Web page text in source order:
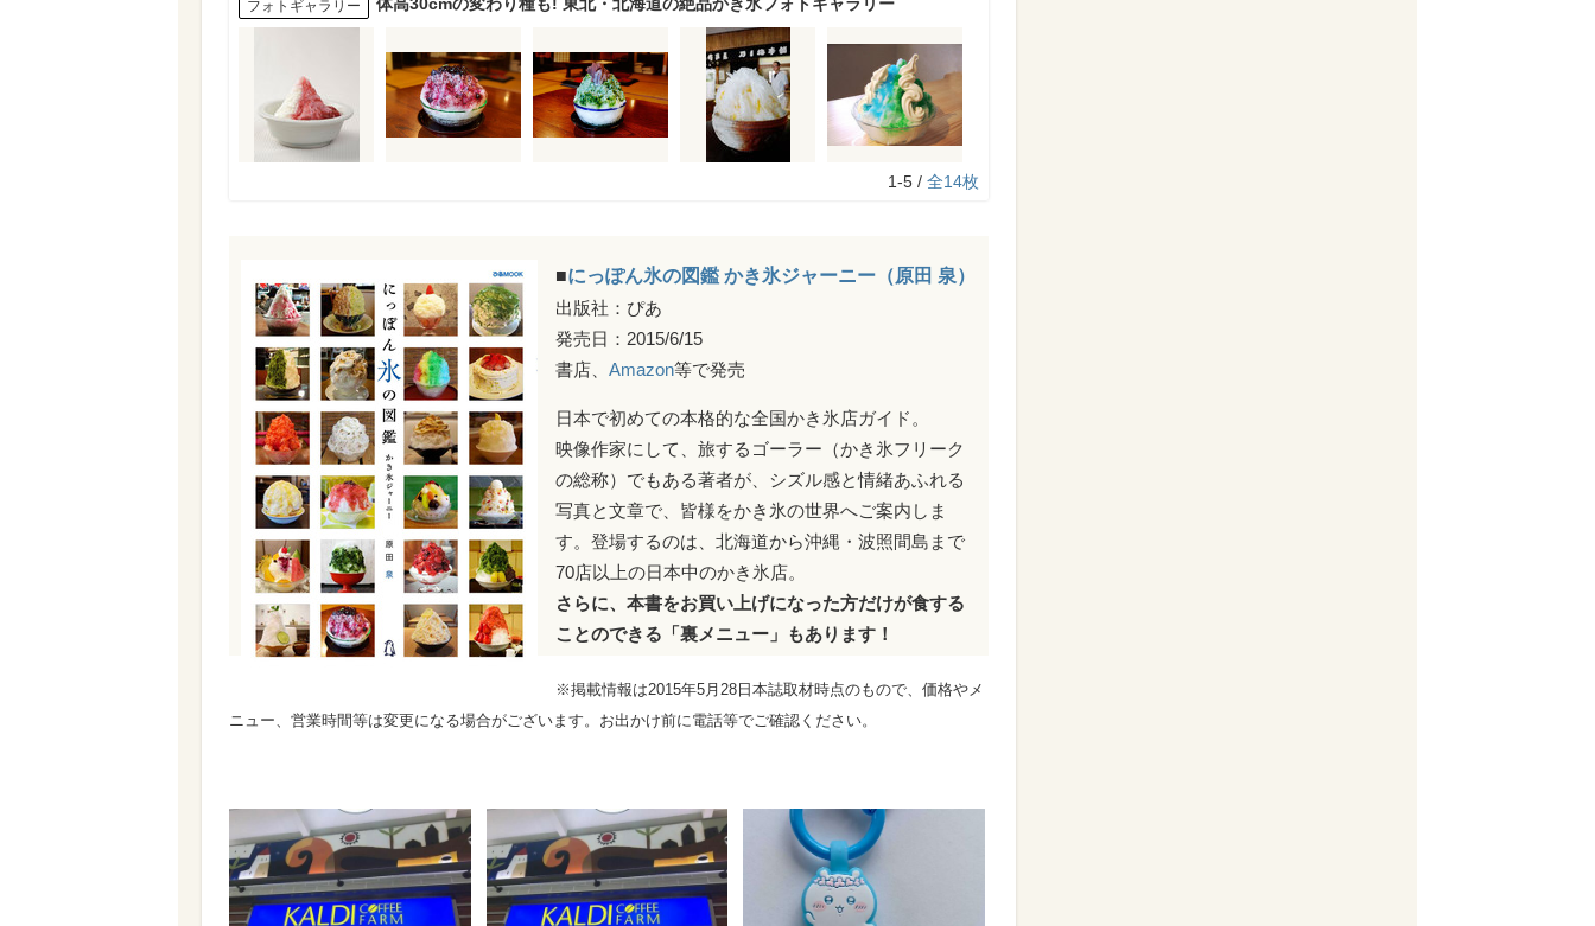
フォトギャラリー 体高30cmの変わり種も! 東北・北海道の絶品かき氷フォトギャラリー
1-5 / 全14枚
■にっぽん氷の図鑑 かき氷ジャーニー（原田 泉）
出版社：ぴあ
発売日：2015/6/15
書店、 Amazon等で発売
日本で初めての本格的な全国かき氷店ガイド。
映像作家にして、旅するゴーラー（かき氷フリーク
の総称）でもある著者が、シズル感と情緒あふれる
写真と文章で、皆様をかき氷の世界へご案内しま
す。登場するのは、北海道から沖縄・波照間島まで
70店以上の日本中のかき氷店。
さらに、本書をお買い上げになった方だけが食する
ことのできる「裏メニュー」もあります！
※掲載情報は2015年5月28日本誌取材時点のもので、価格やメ
ニュー、営業時間等は変更になる場合がございます。お出かけ前に電話等でご確認ください。